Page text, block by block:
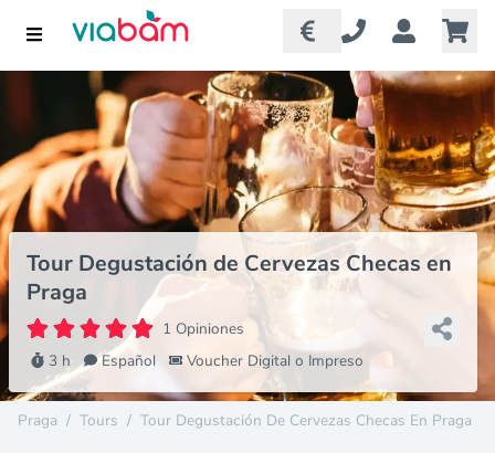
Tour Degustación de Cervezas Checas en
Praga
1 Opiniones
3 h
Español Voucher Digital o Impreso
Praga / Tours / Tour Degustación De Cervezas Checas En Praga